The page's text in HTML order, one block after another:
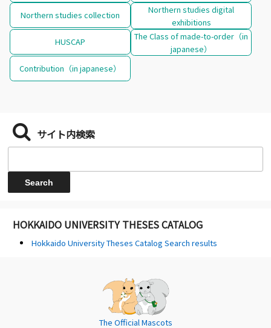
Northern studies collection
Northern studies digital
exhibitions
HUSCAP
The Class of made-to-order（in
japanese）
Contribution（in japanese）
サイト内検索
HOKKAIDO UNIVERSITY THESES CATALOG
Hokkaido University Theses Catalog Search results
The Official Mascots